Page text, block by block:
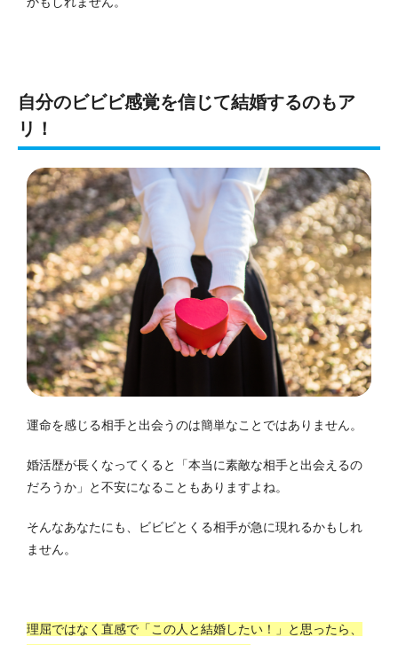
自分のビビビ感覚を信じて結婚するのもア
リ！
運命を感じる相手と出会うのは簡単なことではありません。
婚活歴が長くなってくると「本当に素敵な相手と出会えるの
だろうか」と不安になることもありますよね。
そんなあなたにも、ビビビとくる相手が急に現れるかもしれ
ません。
理屈ではなく直感で「この人と結婚したい！」と思ったら、